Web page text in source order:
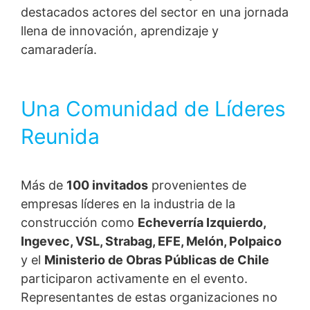
destacados actores del sector en una jornada
llena de innovación, aprendizaje y
camaradería.
Una Comunidad de Líderes
Reunida
Más de 100 invitados provenientes de
empresas líderes en la industria de la
construcción como Echeverría Izquierdo,
Ingevec, VSL, Strabag, EFE, Melón, Polpaico
y el Ministerio de Obras Públicas de Chile
participaron activamente en el evento.
Representantes de estas organizaciones no
Información, corrección, bloqueo y eliminación
Según establece el artículo 15 del RGPD, tiene derecho
a recibir información gratuita en cualquier momento
Para optimizar nuestro sitio web para usted y mejorarlo
continuamente, utilizamos cookies. Al utilizar nuestro
sitio web varias veces, acepta el uso de cookies.